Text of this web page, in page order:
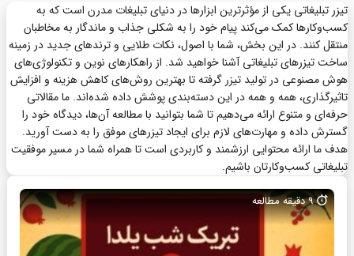
تیزر تبلیغاتی یکی از مؤثرترین ابزارها در دنیای تبلیغات مدرن است که به
کسب‌وکارها کمک می‌کند پیام خود را به شکلی جذاب و ماندگار به مخاطبان
منتقل کنند. در این بخش، شما با اصول، نکات طلایی و ترندهای جدید در زمینه
ساخت تیزرهای تبلیغاتی آشنا خواهید شد. از راهکارهای نوین و تکنولوژی‌های
هوش مصنوعی در تولید تیزر گرفته تا بهترین روش‌های کاهش هزینه و افزایش
تاثیرگذاری، همه و همه در این دسته‌بندی پوشش داده شده‌اند. ما مقالاتی
حرفه‌ای و متنوع ارائه می‌دهیم تا شما بتوانید با مطالعه آن‌ها، دیدگاه خود را
گسترش داده و مهارت‌های لازم برای ایجاد تیزرهای موفق را به دست آورید.
هدف ما ارائه محتوایی ارزشمند و کاربردی است تا همراه شما در مسیر موفقیت
تبلیغاتی کسب‌وکارتان باشیم.
9دقیقه مطالعه